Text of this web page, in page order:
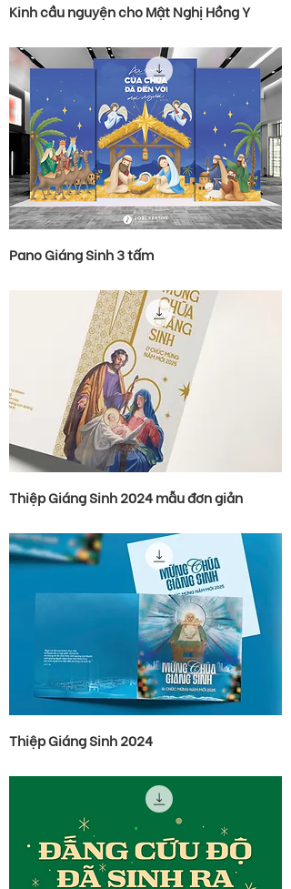
Kinh cầu nguyện cho Mật Nghị Hồng Y
Pano Giáng Sinh 3 tấm
Thiệp Giáng Sinh 2024 mẫu đơn giản
Thiệp Giáng Sinh 2024